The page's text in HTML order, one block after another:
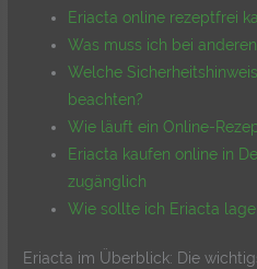
Eriacta online rezeptfrei
Was muss ich bei
Welche
beachten?
Wie läuft ein Online-
Eriacta kaufen online in
zugänglich
Wie sollte ich Eriacta
Eriacta im Überblick: Die